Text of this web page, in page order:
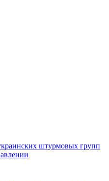
штурмовых групп